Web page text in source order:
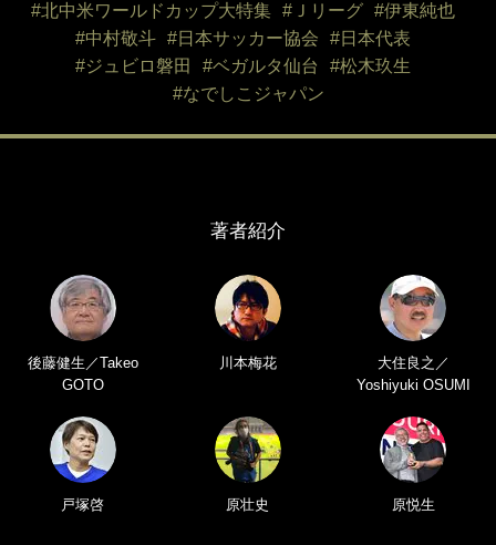
#北中米ワールドカップ大特集 #Ｊリーグ
#伊東純也
#中村敬斗
#日本サッカー協会
#日本代表
#ジュビロ磐田
#ベガルタ仙台
#松木玖生
#なでしこジャパン
著者紹介
後藤健生／Takeo
GOTO
川本梅花
大住良之／
Yoshiyuki OSUMI
戸塚啓 原壮史 原悦生